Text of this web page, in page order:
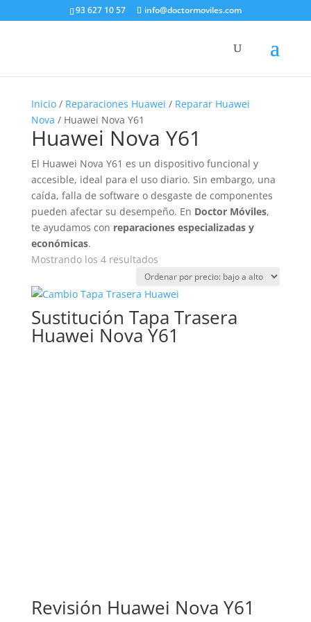
93 627 10 57 info@doctormoviles.com
Inicio/ Reparaciones Huawei / Reparar Huawei
Nova / Huawei Nova Y61
Huawei Nova Y61
El Huawei Nova Y61 es un dispositivo funcional y
accesible, ideal para el uso diario. Sin embargo, una
caída, falla de software o desgaste de componentes
pueden afectar su desempeño. En Doctor Móviles,
te ayudamos con reparaciones especializadas y
económicas.
Mostrando los 4 resultadosOrdenado
por
precio:
a
alto
Sustitución Tapa Trasera
Huawei Nova Y61
Revisión Huawei Nova Y61